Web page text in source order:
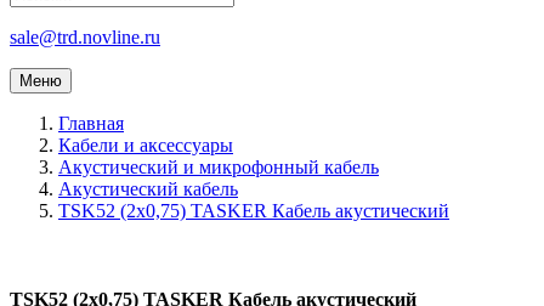
sale@trd.novline.ru
Меню
Главная
Кабели и аксессуары
Акустический и микрофонный кабель
Акустический кабель
TSK52 (2х0,75) TASKER Кабель акустический
TSK52 (2х0,75) TASKER Кабель акустический